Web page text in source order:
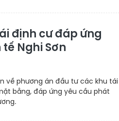
định cư đáp ứng
Nghi Sơn
về phương án đầu tư các khu tái
bằng, đáp ứng yêu cầu phát